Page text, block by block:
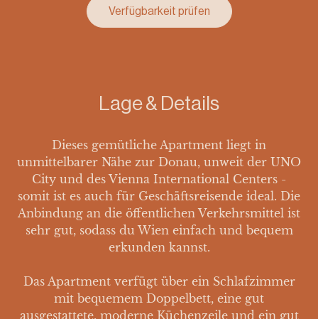
Verfügbarkeit prüfen
Lage & Details
Dieses gemütliche Apartment liegt in
unmittelbarer Nähe zur Donau, unweit der UNO
City und des Vienna International Centers -
somit ist es auch für Geschäftsreisende ideal. Die
Anbindung an die öffentlichen Verkehrsmittel ist
sehr gut, sodass du Wien einfach und bequem
erkunden kannst.
Das Apartment verfügt über ein Schlafzimmer
mit bequemem Doppelbett, eine gut
ausgestattete, moderne Küchenzeile und ein gut